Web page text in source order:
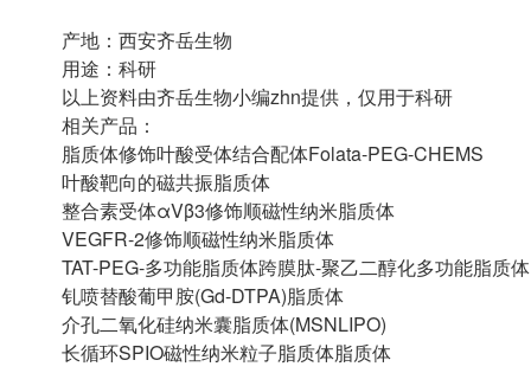
产地：西安齐岳生物
用途：科研
以上资料由齐岳生物小编zhn提供，仅用于科研
相关产品：
脂质体修饰叶酸受体结合配体Folata-PEG-CHEMS
叶酸靶向的磁共振脂质体
整合素受体αVβ3修饰顺磁性纳米脂质体
VEGFR-2修饰顺磁性纳米脂质体
TAT-PEG-多功能脂质体跨膜肽-聚乙二醇化多功能脂质体
钆喷替酸葡甲胺(Gd-DTPA)脂质体
介孔二氧化硅纳米囊脂质体(MSNLIPO)
长循环SPIO磁性纳米粒子脂质体脂质体